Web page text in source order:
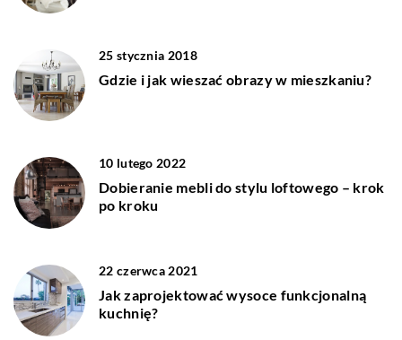
25 stycznia 2018
Gdzie i jak wieszać obrazy w mieszkaniu?
10 lutego 2022
Dobieranie mebli do stylu loftowego – krok
po kroku
22 czerwca 2021
Jak zaprojektować wysoce funkcjonalną
kuchnię?